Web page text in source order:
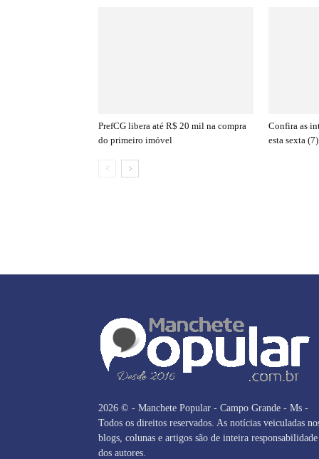
PrefCG libera até R$ 20 mil na compra
do primeiro imóvel
Confira as
esta sexta (7)
2026 © - Manchete Popular - Campo Grande - Ms -
Todos os direitos reservados. As notícias veiculadas
blogs, colunas e artigos são de inteira responsabilidade
dos autores.